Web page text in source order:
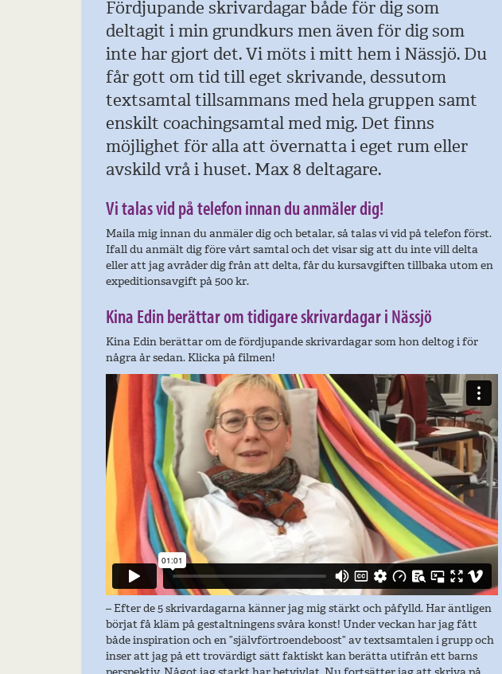
Fördjupande skrivardagar både för dig som
deltagit i min grundkurs men även för dig som
inte har gjort det. Vi möts i mitt hem i Nässjö. Du
får gott om tid till eget skrivande, dessutom
textsamtal tillsammans med hela gruppen samt
enskilt coachingsamtal med mig. Det finns
möjlighet för alla att övernatta i eget rum eller
avskild vrå i huset. Max 8 deltagare.
Vi talas vid på telefon innan du anmäler dig!
Maila mig innan du anmäler dig och betalar, så talas vi vid på telefon först.
Ifall du anmält dig före vårt samtal och det visar sig att du inte vill delta
eller att jag avråder dig från att delta, får du kursavgiften tillbaka utom en
expeditionsavgift på 500 kr.
Kina Edin berättar om tidigare skrivardagar i Nässjö
Kina Edin berättar om de fördjupande skrivardagar som hon deltog i för
några år sedan. Klicka på filmen!
– Efter de 5 skrivardagarna känner jag mig stärkt och påfylld. Har äntligen
börjat få kläm på gestaltningens svåra konst! Under veckan har jag fått
både inspiration och en ”självförtroendeboost” av textsamtalen i grupp och
inser att jag på ett trovärdigt sätt faktiskt kan berätta utifrån ett barns